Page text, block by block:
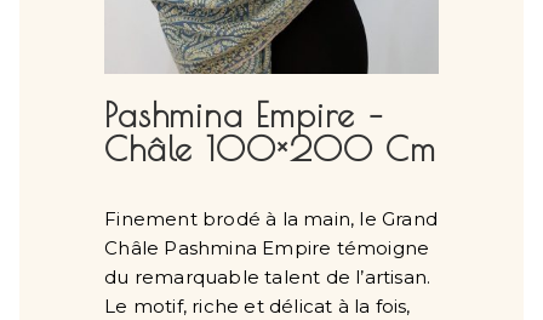
Pashmina Empire –
Châle 100×200 Cm
Finement brodé à la main, le Grand
Châle Pashmina Empire témoigne
du remarquable talent de l’artisan.
Le motif, riche et délicat à la fois,